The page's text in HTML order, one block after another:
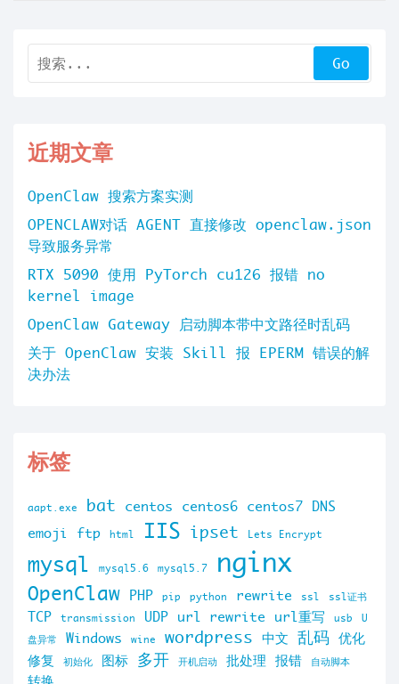
近期文章
OpenClaw 搜索方案实测
OPENCLAW对话 AGENT 直接修改 openclaw.json
导致服务异常
RTX 5090 使用 PyTorch cu126 报错 no
kernel image
OpenClaw Gateway 启动脚本带中文路径时乱码
关于 OpenClaw 安装 Skill 报 EPERM 错误的解
决办法
标签
aapt.exe bat centos centos6 centos7 DNS
emoji
ftp html IIS ipset Lets Encrypt
mysql mysql5.6 mysql5.7 nginx
OpenClaw PHP pip python rewrite ssl ssl证书
TCP transmission UDP url rewrite url重写 usb
U
盘异常
Windows wine wordpress 中文 乱码 优化
修复
初始化 图标 多开 开机启动 批处理 报错 自动脚本